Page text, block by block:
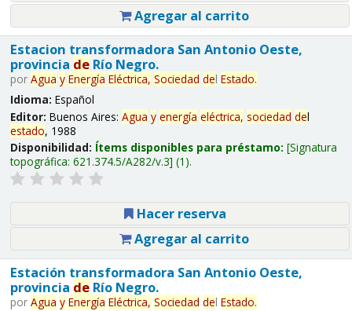
Agregar al carrito
Estacion transformadora San Antonio Oeste,
provincia deRío Negro.
por Agua y Energía Eléctrica, Sociedad del Estado.
Idioma: Español
Editor: Buenos Aires: Agua y energía eléctrica, sociedad del
estado, 1988
Disponibilidad: Ítems disponibles para préstamo: Signatura
topográfica: 621.374.5/A282/v.3 (1).
Hacer reserva
Agregar al carrito
Estación transformadora San Antonio Oeste,
provincia deRío Negro.
por Agua y Energía Eléctrica, Sociedad del Estado.